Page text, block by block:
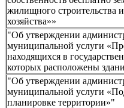
жилищного строительства
хозяйства»»
"Об утверждении
муниципальной услуги
находящихся в
которых расположены
"Об утверждении
муниципальной услуги
планировке территории»"